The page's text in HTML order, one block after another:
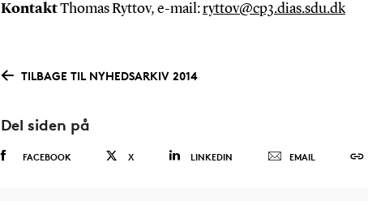
KontaktThomas Ryttov, e-mail:ryttov@cp3.dias.sdu.dk
TILBAGE TIL NYHEDSARKIV 2014
Del siden på
FACEBOOK X LINKEDIN EMAIL